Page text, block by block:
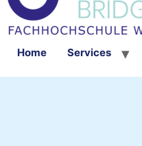
Home Services